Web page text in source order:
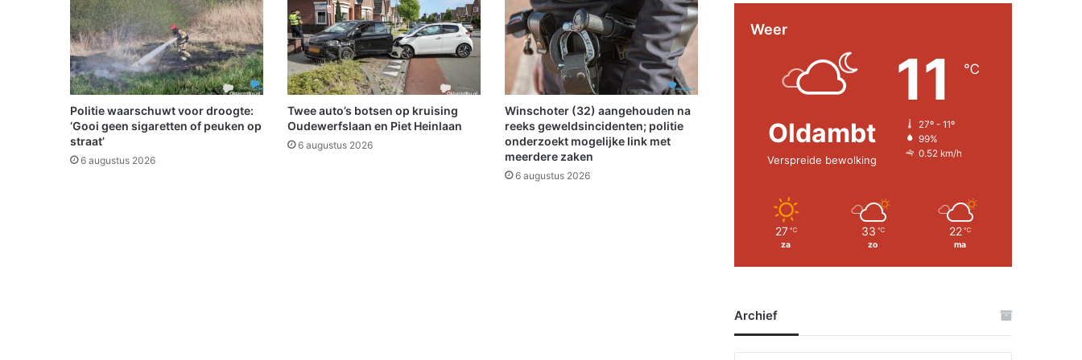
O
D
e
M
e
e
n
t
s
c
D
e
f
i
l
é
)
–
Politie waarschuwt voor droogte:
‘Gooi geen sigaretten of peuken op
straat’
6 augustus 2026
Twee auto’s botsen op kruising
Oudewerfslaan en Piet Heinlaan
6 augustus 2026
Winschoter (32) aangehouden na
reeks geweldsincidenten; politie
onderzoekt mogelijke link met
meerdere zaken
6 augustus 2026
Weer
Oldambt
Verspreide bewolking
11 ℃
27º - 11º
99%
0.52 km/h
27 ℃
za
33 ℃
zo
22 ℃
ma
Archief